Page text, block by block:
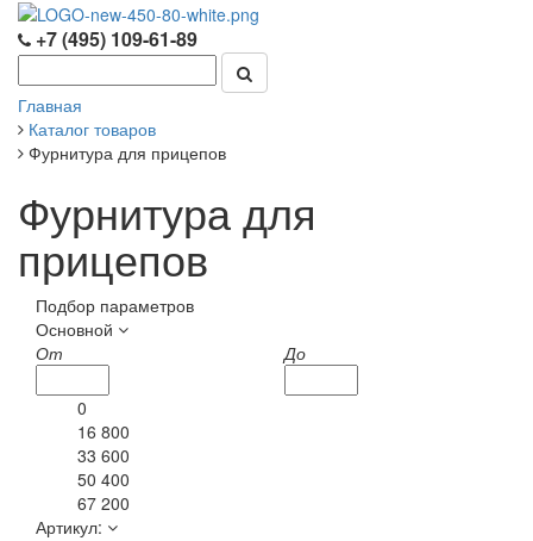
+7 (495) 109-61-89
Главная
Каталог товаров
Фурнитура для прицепов
Фурнитура для
прицепов
Подбор параметров
Основной
От
До
0
16 800
33 600
50 400
67 200
Артикул: